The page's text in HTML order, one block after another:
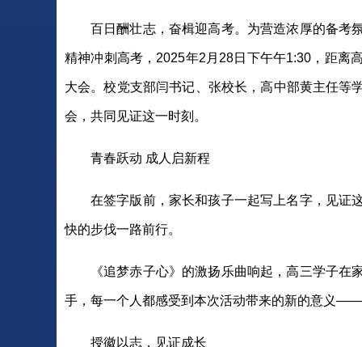
百日酬壮志，奋楫迎高考。为营造浓厚的备考
精神冲刺高考，2025年2月28日下午午1:30，距离
大会。校党支部闫书记、张校长，高中部黄主任等
会，共同见证这一时刻。
青春跃动 成人启新程
在签字版前，家长和孩子一起写上名字，见证
快的步伐一路前行。
《追梦赤子心》的激扬乐曲响起，高三学子
手，每一个人都感受到本次活动带来的新的意义
授徽以志，见证成长